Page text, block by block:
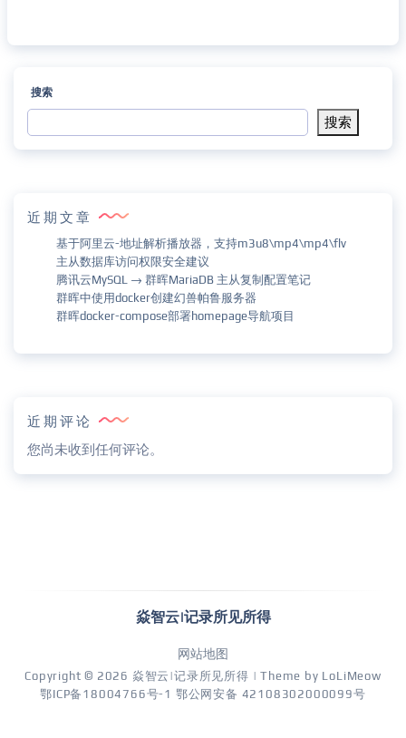
搜索
搜索
近期文章
基于阿里云-地址解析播放器，支持m3u8\mp4\mp4\flv
主从数据库访问权限安全建议
腾讯云MySQL → 群晖MariaDB 主从复制配置笔记
群晖中使用docker创建幻兽帕鲁服务器
群晖docker-compose部署homepage导航项目
近期评论
您尚未收到任何评论。
焱智云|记录所见所得
网站地图
Copyright © 2026 焱智云|记录所见所得 | Theme by LoLiMeow
鄂ICP备18004766号-1 鄂公网安备 42108302000099号